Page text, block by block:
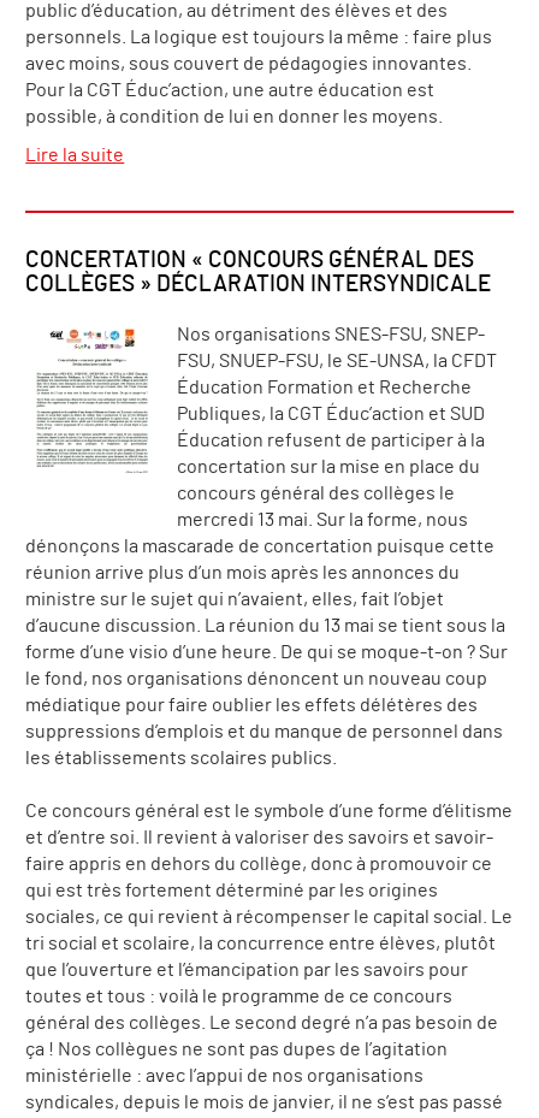
public d’éducation, au détriment des élèves et des
personnels. La logique est toujours la même : faire plus
avec moins, sous couvert de pédagogies innovantes.
Pour la CGT Éduc’action, une autre éducation est
possible, à condition de lui en donner les moyens.
Lire la suite
CONCERTATION « CONCOURS GÉNÉRAL DES
COLLÈGES » DÉCLARATION INTERSYNDICALE
Nos organisations SNES-FSU, SNEP-
FSU, SNUEP-FSU, le SE-UNSA, la CFDT
Éducation Formation et Recherche
Publiques, la CGT Éduc’action et SUD
Éducation refusent de participer à la
concertation sur la mise en place du
concours général des collèges le
mercredi 13 mai. Sur la forme, nous
dénonçons la mascarade de concertation puisque cette
réunion arrive plus d’un mois après les annonces du
ministre sur le sujet qui n’avaient, elles, fait l’objet
d’aucune discussion. La réunion du 13 mai se tient sous la
forme d’une visio d’une heure. De qui se moque-t-on ? Sur
le fond, nos organisations dénoncent un nouveau coup
médiatique pour faire oublier les effets délétères des
suppressions d’emplois et du manque de personnel dans
les établissements scolaires publics.
Ce concours général est le symbole d’une forme d’élitisme
et d’entre soi. Il revient à valoriser des savoirs et savoir-
faire appris en dehors du collège, donc à promouvoir ce
qui est très fortement déterminé par les origines
sociales, ce qui revient à récompenser le capital social. Le
tri social et scolaire, la concurrence entre élèves, plutôt
que l’ouverture et l’émancipation par les savoirs pour
toutes et tous : voilà le programme de ce concours
général des collèges. Le second degré n’a pas besoin de
ça ! Nos collègues ne sont pas dupes de l’agitation
ministérielle : avec l’appui de nos organisations
syndicales, depuis le mois de janvier, il ne s’est pas passé